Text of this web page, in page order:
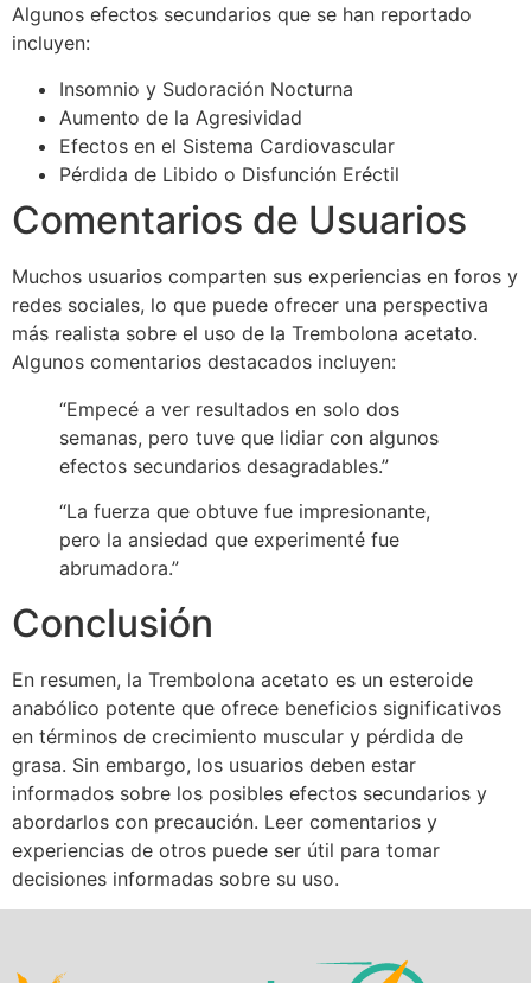
Algunos efectos secundarios que se han reportado
incluyen:
Insomnio y Sudoración Nocturna
Aumento de la Agresividad
Efectos en el Sistema Cardiovascular
Pérdida de Libido o Disfunción Eréctil
Comentarios de Usuarios
Muchos usuarios comparten sus experiencias en foros y
redes sociales, lo que puede ofrecer una perspectiva
más realista sobre el uso de la Trembolona acetato.
Algunos comentarios destacados incluyen:
“Empecé a ver resultados en solo dos
semanas, pero tuve que lidiar con algunos
efectos secundarios desagradables.”
“La fuerza que obtuve fue impresionante,
pero la ansiedad que experimenté fue
abrumadora.”
Conclusión
En resumen, la Trembolona acetato es un esteroide
anabólico potente que ofrece beneficios significativos
en términos de crecimiento muscular y pérdida de
grasa. Sin embargo, los usuarios deben estar
informados sobre los posibles efectos secundarios y
abordarlos con precaución. Leer comentarios y
experiencias de otros puede ser útil para tomar
decisiones informadas sobre su uso.